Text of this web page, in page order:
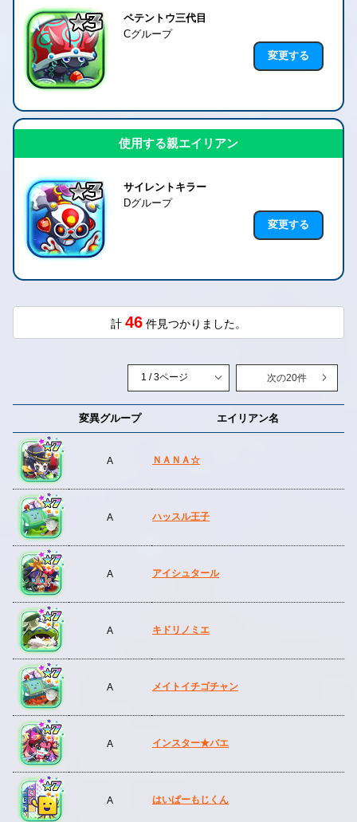
ペテントウ三代目
Cグループ
変更する
使用する親エイリアン
サイレントキラー
Dグループ
変更する
計 46 件見つかりました。
次の20件
変異グループ エイリアン名
A ＮＡＮＡ☆
A ハッスル王子
A アイシュタール
A キドリノミエ
A メイトイチゴチャン
A インスター★バエ
A はいぱーもじくん